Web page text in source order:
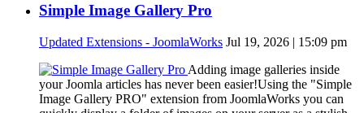
Simple Image Gallery Pro
Updated Extensions - JoomlaWorks Jul 19, 2026 | 15:09 pm
Adding image galleries inside
your Joomla articles has never been easier!Using the "Simple
Image Gallery PRO" extension from JoomlaWorks you can